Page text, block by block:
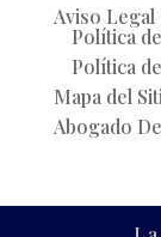
Aviso Legal
Política
Política
Mapa del
Abogado